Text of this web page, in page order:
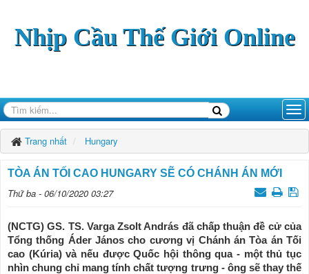
Nhịp Cầu Thế Giới Online
Trang nhất Hungary
TÒA ÁN TỐI CAO HUNGARY SẼ CÓ CHÁNH ÁN MỚI
Thứ ba - 06/10/2020 03:27
(NCTG) GS. TS. Varga Zsolt András đã chấp thuận đề cử của
Tổng thống Áder János cho cương vị Chánh án Tòa án Tối
cao (Kúria) và nếu được Quốc hội thông qua - một thủ tục
nhìn chung chỉ mang tính chất tượng trưng - ông sẽ thay thế